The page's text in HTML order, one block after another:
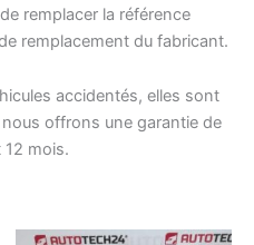
remplacer la référence
remplacement du fabricant.
accidentés, elles sont
offrons une garantie de
mois.